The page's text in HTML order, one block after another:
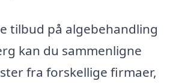
tilbud på algebehandling
kan du sammenligne
fra forskellige firmaer,